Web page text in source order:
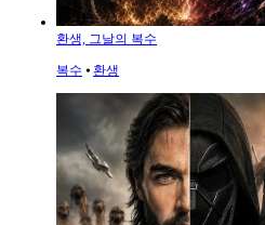
환생, 그날의 복수
복수 ⦁ 환생